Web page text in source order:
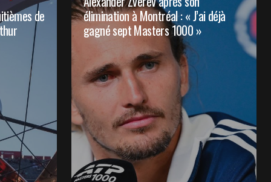
de
élimination à Montréal : « J’ai déjà
gagné sept Masters 1000 »